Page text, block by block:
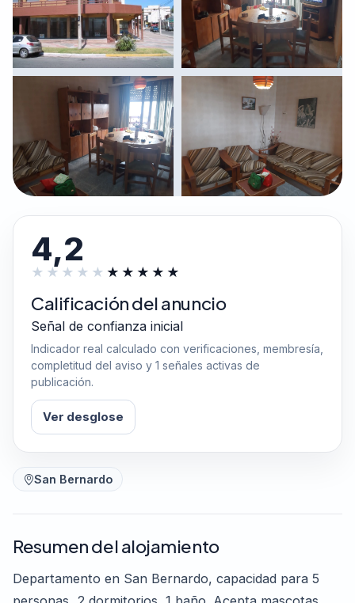
4,2
Calificación del anuncio
Señal de confianza inicial
Indicador real calculado con verificaciones, membresía,
completitud del aviso y 1 señales activas de
publicación.
Ver desglose
San Bernardo
Resumen del alojamiento
Departamento en San Bernardo, capacidad para 5